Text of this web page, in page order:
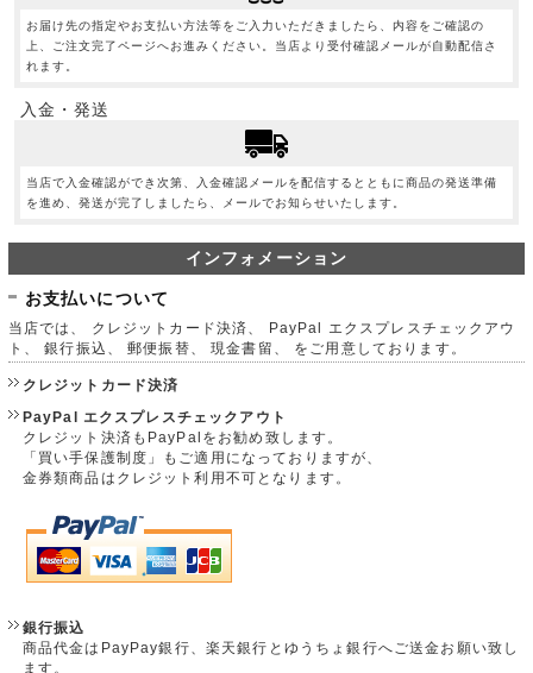
お届け先の指定やお支払い方法等をご入力いただきましたら、内容をご確認の
上、ご注文完了ページへお進みください。当店より受付確認メールが自動配信さ
れます。
入金・発送
当店で入金確認ができ次第、入金確認メールを配信するとともに商品の発送準備
を進め、発送が完了しましたら、メールでお知らせいたします。
インフォメーション
お支払いについて
当店では、 クレジットカード決済、 PayPal エクスプレスチェックアウ
ト、 銀行振込、 郵便振替、 現金書留、 をご用意しております。
クレジットカード決済
PayPal エクスプレスチェックアウト
クレジット決済もPayPalをお勧め致します。
「買い手保護制度」もご適用になっておりますが、
金券類商品はクレジット利用不可となります。
銀行振込
商品代金はPayPay銀行、楽天銀行とゆうちょ銀行へご送金お願い致し
ます。